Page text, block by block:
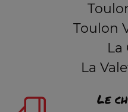
Toulon
La
La
Le